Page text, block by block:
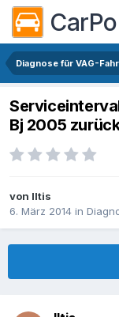
Diagnose für VAG-
Bj 2005
von Iltis
6. März 2014 in